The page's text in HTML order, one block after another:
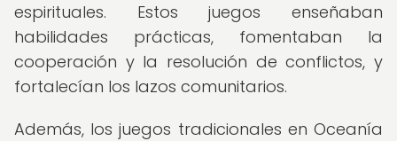
espirituales. Estos juegos enseñaban
habilidades prácticas, fomentaban la
cooperación y la resolución de conflictos, y
fortalecían los lazos comunitarios.
Además, los juegos tradicionales en Oceanía